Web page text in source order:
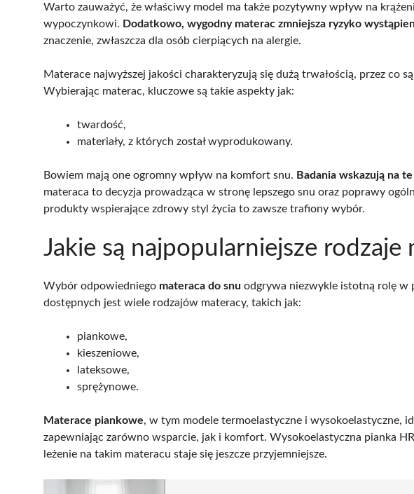
Warto zauważyć, że właściwy model ma także pozytywny wpływ na
wypoczynkowi. Dodatkowo, wygodny materac zmniejsza ryzyko
znaczenie, zwłaszcza dla osób cierpiących na alergie.
Materace najwyższej jakości charakteryzują się dużą trwałością, przez co
Wybierając materac, kluczowe są takie aspekty jak:
twardość,
materiały, z których został wyprodukowany.
Bowiem mają one ogromny wpływ na komfort snu. Badania wskazują na
materaca to decyzja prowadząca w stronę lepszego snu oraz poprawy
produkty wspierające zdrowy styl życia to zawsze trafiony wybór.
Jakie są najpopularniejsze rodzaje
Wybór odpowiedniego materaca do snu odgrywa niezwykle istotną rolę w
dostępnych jest wiele rodzajów materacy, takich jak:
piankowe,
kieszeniowe,
lateksowe,
sprężynowe.
Materace piankowe, w tym modele termoelastyczne i wysokoelastyczne,
zapewniając zarówno wsparcie, jak i komfort. Wysokoelastyczna pianka
leżenie na takim materacu staje się jeszcze przyjemniejsze.